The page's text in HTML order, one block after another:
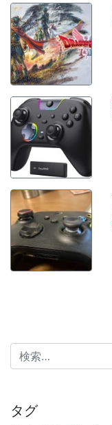
検索:
タグ